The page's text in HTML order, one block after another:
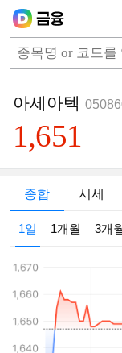
아세아텍
1,651
종합 시세
1일 1개월 3개